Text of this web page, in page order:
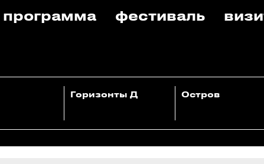
программа фестиваль
Горизонты Д Остров